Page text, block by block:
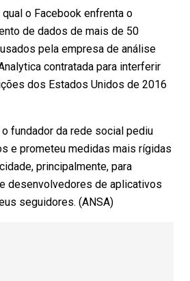
o Facebook enfrenta o
de dados de mais de 50
pela empresa de análise
contratada para interferir
dos Estados Unidos de 2016
fundador da rede social pediu
e prometeu medidas mais rígidas
principalmente, para
desenvolvedores de aplicativos
seguidores. (ANSA)